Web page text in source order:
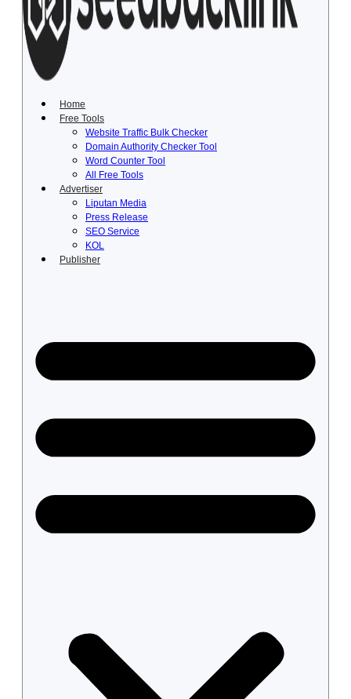
Lewati
konten
Home
Free Tools
Website Traffic Bulk Checker
Domain Authority Checker Tool
Word Counter Tool
All Free Tools
Advertiser
Liputan Media
Press Release
SEO Service
KOL
Publisher